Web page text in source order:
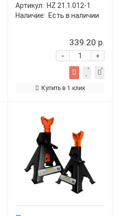
Артикул: HZ 21.1.012-1
Наличие: Есть в наличии
339.20 р.
+
-
Купить в 1 клик